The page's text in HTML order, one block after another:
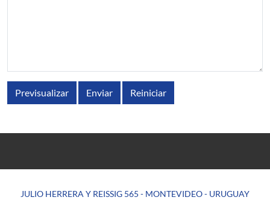
JULIO HERRERA Y REISSIG 565 - MONTEVIDEO - URUGUAY